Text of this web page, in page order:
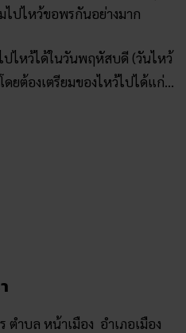
ปไหว้ขอพรกันอย่างมาก
ปไหว้ได้ในวันพฤหัสบดี (วันไหว้
ยต้องเตรียมของไหว้ไปได้แก่…
ตำบล หน้าเมือง อำเภอเมือง